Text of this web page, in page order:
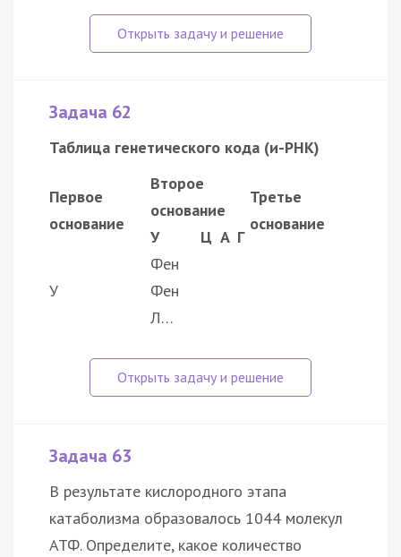
Задача 62
Таблица генетического кода (и-РНК)
Первое
основание
Второе
основание
Третье
основание
У Ц А Г
У
Фен
Фен
Л…
Задача 63
В результате кислородного этапа
катаболизма образовалось 1044 молекул
АТФ. Определите, какое количество